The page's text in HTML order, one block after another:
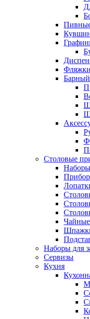
Фляжки
Столовые
Наборы для
Сервизы
Кухня